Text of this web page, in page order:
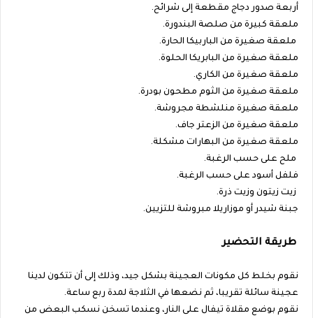
أربعة صدور دجاج مقطعة إلى شرائح.
ملعقة كبيرة من صلصة البندورة.
ملعقة صغيرة من الباربيكا الحارة.
ملعقة صغيرة من البابريكا الحلوة.
ملعقة صغيرة من الكاري.
ملعقة صغيرة من الثوم مطحون بودرة.
ملعقة صغيرة منلشطة مجروشة.
ملعقة صغيرة من الزعتر جاف.
ملعقة صغيرة من البهارات مشكلة.
ملح على حسب الرغبة.
فلفل أسود على حسب الرغبة.
زيت زيتون وزيت ذرة.
جبنة شيدر أو موزاريلا مبروشة للتزيين.
طريقة التحضير
نقوم بخلط كل مكونات العجينة بشكل جيد، وذلك إلى أن تتكون لدينا
عجينة سائلة تقريبا، ثم نضعها في الثلاجة لمدة ربع ساعة.
نقوم بوضع مقلاة تيفال على النار، وعندما تسخن نسكب البعض من